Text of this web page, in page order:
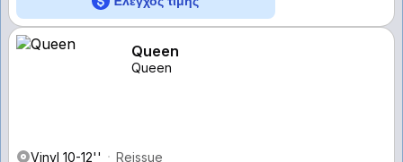
Queen
Queen
Vinyl 10-12''
Reissue